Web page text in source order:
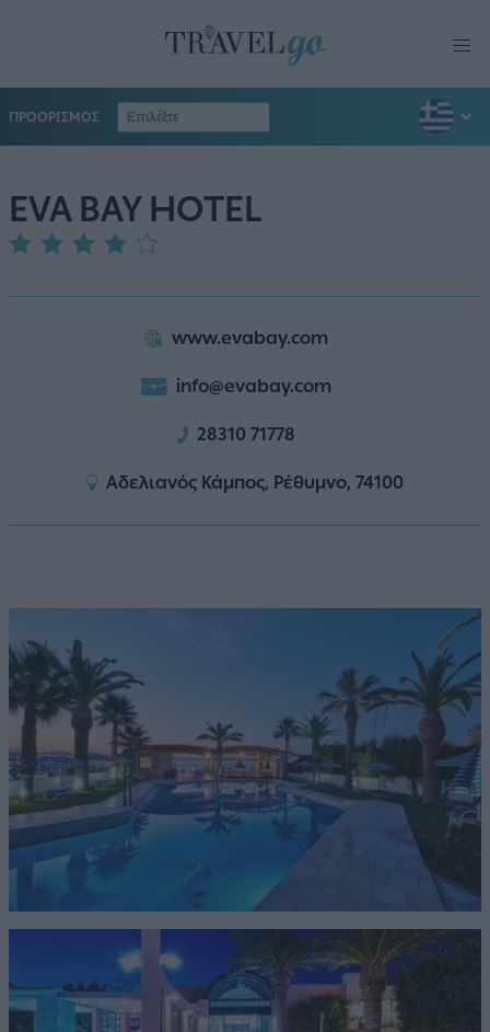
ΠΡΟΟΡΙΣΜΟΣ
EVA BAY HOTEL
www.evabay.com
info@evabay.com
28310 71778
Αδελιανός Κάμπος, Ρέθυμνο, 74100